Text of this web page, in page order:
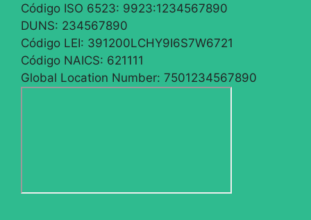
Código ISO 6523: 9923:1234567890
DUNS: 234567890
Código LEI: 391200LCHY9I6S7W6721
Código NAICS: 621111
Global Location Number: 7501234567890